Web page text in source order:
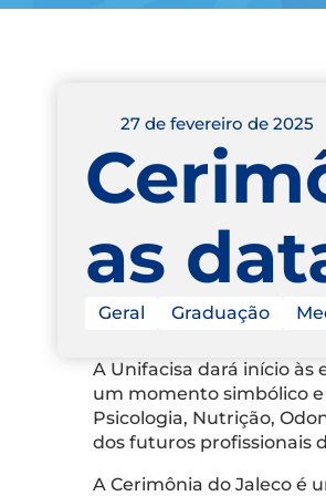
27 de fevereiro de 2025
as
Geral Graduação
A Unifacisa dará início às
um momento simbólico
Psicologia, Nutrição,
dos futuros profissionais
A Cerimônia do Jaleco é